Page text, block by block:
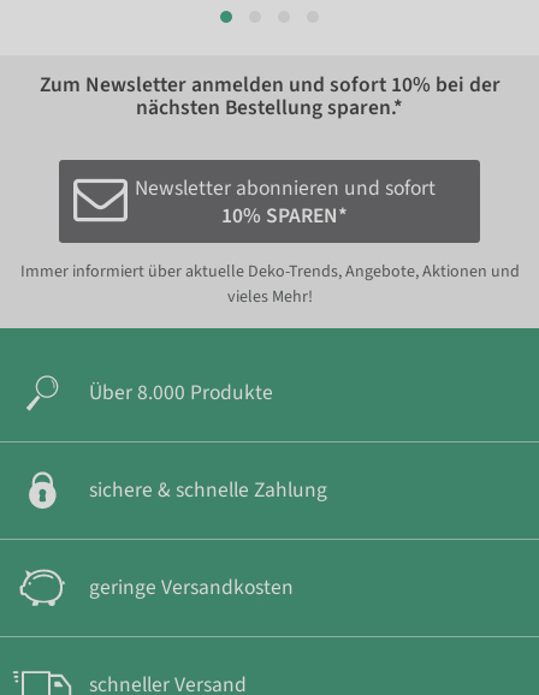
Zum Newsletter anmelden und sofort 10% bei der
nächsten Bestellung sparen.*
Newsletter abonnieren und sofort
10% SPAREN*
Immer informiert über aktuelle Deko-Trends, Angebote, Aktionen und
vieles Mehr!
Über 8.000 Produkte
sichere & schnelle Zahlung
geringe Versandkosten
schneller Versand